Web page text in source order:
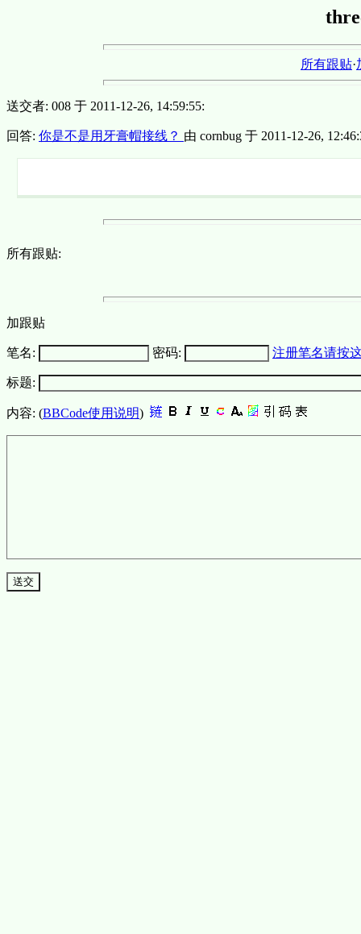
所有跟贴·
送交者: 008 于 2011-12-26, 14:59:55:
回答: 你是不是用牙膏帽接线？ 由 cornbug 于 2011-12-26,
所有跟贴:
加跟贴
笔名: 密码: 注册笔名请按
标题:
内容: (BBCode使用说明)